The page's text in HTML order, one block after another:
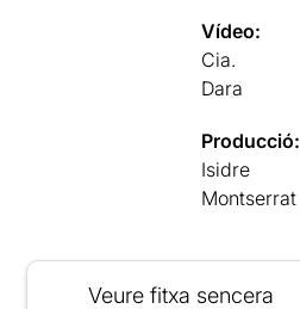
Vídeo:
Cia.
Dara
Producció:
Isidre
Montserrat
Veure fitxa sencera